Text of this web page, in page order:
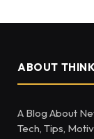
ABOUT
A Blog About
Tech, Tips,